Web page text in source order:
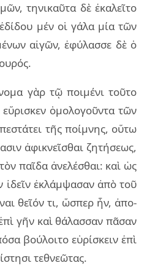
τη­νι­καῦ­τα δὲ ἐκα­λεῖ­το
μέν οἱ γάλα μία τῶν
αἰ­γῶν, ἐφύ­λασ­σε δὲ ὁ
γὰρ τῷ ποι­μέ­νι τοῦ­το
ὁμο­λο­γοῦν­τα τῶν
τῆς ποί­μνης, οὕτω
ἀφι­κνεῖ­σθαι ζη­τή­σε­ως,
παῖ­δα ἀνε­λέ­σθαι: καὶ ὡς
ἰδεῖν ἐκλάμ­ψα­σαν ἀπὸ τοῦ
θεῖ­όν τι, ὥσπερ ἦν, ἀπο­
γῆν καὶ θά­λασ­σαν πᾶ­σαν
βού­λοι­το εὑ­ρί­σκειν ἐπὶ
τε­θνε­ῶ­τας.